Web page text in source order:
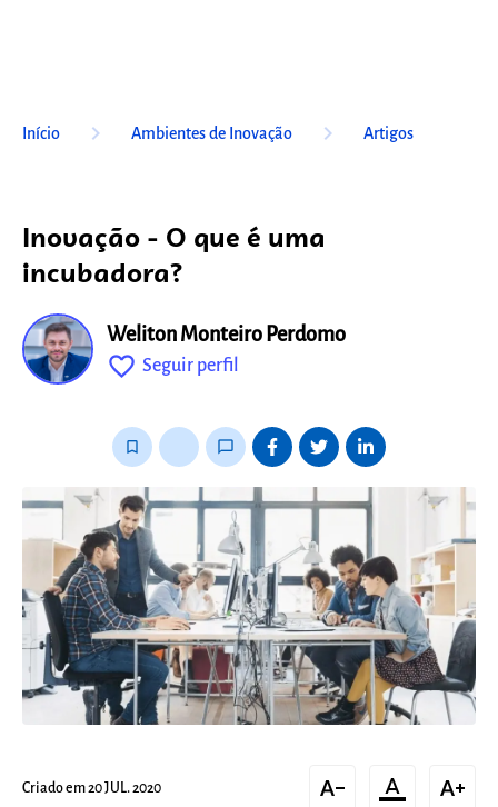
Início keyboard_arrow_right Ambientes de Inovação keyboard_arrow_right Artigos
Inovação - O que é uma
incubadora?
Weliton Monteiro Perdomo
favorite_outline Seguir perfil
bookmark_border chat_bubble_outline
Criado em 20 JUL. 2020 text_decrease format_color_text text_increase